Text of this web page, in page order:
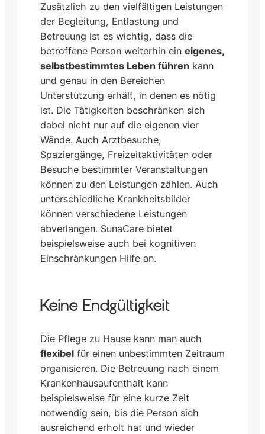
Zusätzlich zu den vielfältigen Leistungen
der Begleitung, Entlastung und
Betreuung ist es wichtig, dass die
betroffene Person weiterhin ein eigenes,
selbstbestimmtes Leben führen kann
und genau in den Bereichen
Unterstützung erhält, in denen es nötig
ist. Die Tätigkeiten beschränken sich
dabei nicht nur auf die eigenen vier
Wände. Auch Arztbesuche,
Spaziergänge, Freizeitaktivitäten oder
Besuche bestimmter Veranstaltungen
können zu den Leistungen zählen. Auch
unterschiedliche Krankheitsbilder
können verschiedene Leistungen
abverlangen. SunaCare bietet
beispielsweise auch bei kognitiven
Einschränkungen Hilfe an.
Keine Endgültigkeit
Die Pflege zu Hause kann man auch
flexibel für einen unbestimmten Zeitraum
organisieren. Die Betreuung nach einem
Krankenhausaufenthalt kann
beispielsweise für eine kurze Zeit
notwendig sein, bis die Person sich
ausreichend erholt hat und wieder